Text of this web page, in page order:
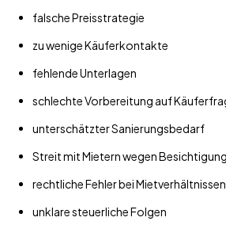
falsche Preisstrategie
zu wenige Käuferkontakte
fehlende Unterlagen
schlechte Vorbereitung auf
unterschätzter Sanierungsbedarf
Streit mit Mietern wegen
rechtliche Fehler bei Mietverhältnissen
unklare steuerliche Folgen